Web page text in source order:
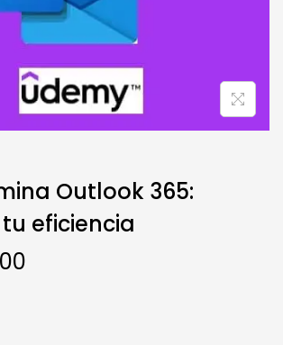
Outlook 365:
eficiencia